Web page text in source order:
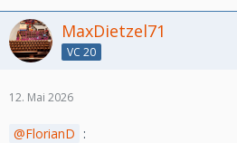
MaxDietzel71
VC 20
12. Mai 2026
FlorianD :